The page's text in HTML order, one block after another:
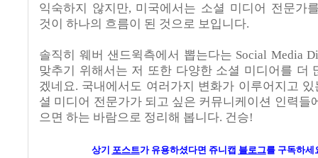
익숙하지 않지만, 미국에서는 소셜 미디어 전문가
것이 하나의 흐름이 된 것으로 보입니다.
솔직히 웨버 샌드윅측에서 뽑는다는 Social Media
맞추기 위해서는 저 또한 다양한 소셜 미디어를 더
겠네요. 국내에서도 여러가지 변화가 이루어지고
셜 미디어 전문가가 되고 싶은 커뮤니케이션 인력들
으면 하는 바람으로 정리해 봅니다. 건승!
상기 포스트가 유용하셨다면 쥬니캡 블로그를 구독하세